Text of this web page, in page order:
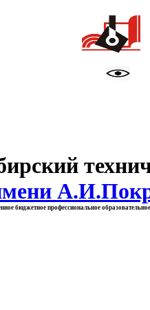
бюджетное профессиональное